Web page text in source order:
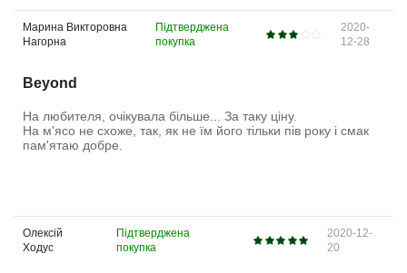
Марина Викторовна
Нагорна
Підтверджена
покупка
2020-
12-28
Beyond
На любителя, очікувала більше... За таку ціну.
На м'ясо не схоже, так, як не їм його тільки пів року і смак
пам'ятаю добре.
Олексій
Ходус
Підтверджена
покупка
2020-12-
20